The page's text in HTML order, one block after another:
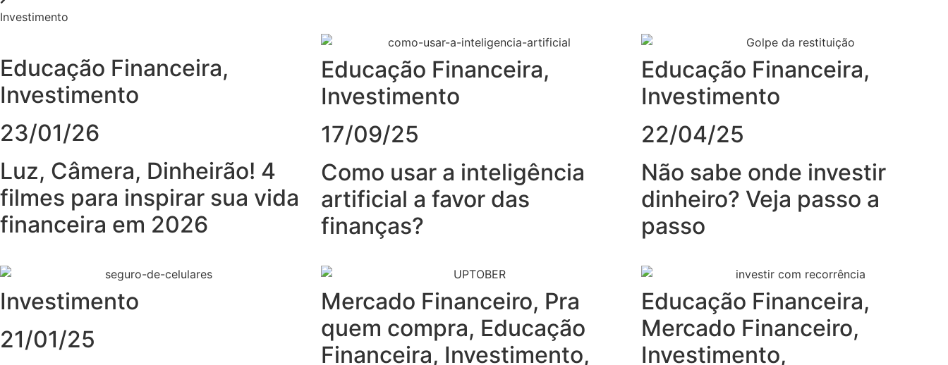
Investimento
Educação Financeira,
Investimento
23/01/26
Luz, Câmera, Dinheirão! 4
filmes para inspirar sua vida
financeira em 2026
Educação Financeira,
Investimento
17/09/25
Como usar a inteligência
artificial a favor das
finanças?
Educação Financeira,
Investimento
22/04/25
Não sabe onde investir
dinheiro? Veja passo a
passo
Investimento
21/01/25
Mercado Financeiro, Pra
quem compra, Educação
Financeira, Investimento,
Educação Financeira,
Mercado Financeiro,
Investimento,